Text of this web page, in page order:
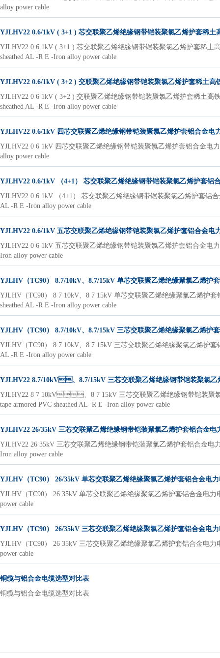
alloy power cable
YJLHV22 0.6/1kV ( 3+1 ) 芯交联聚乙烯绝缘钢带铠装聚氯乙烯护套稀土
YJLHV22 0 6 1kV ( 3+1 ) 芯交联聚乙烯绝缘钢带铠装聚氯乙烯护套稀土
sheathed AL -R E -Iron alloy power cable
YJLHV22 0.6/1kV ( 3+2 ) 交联聚乙烯绝缘钢带铠装聚氯乙烯护套稀土高
YJLHV22 0 6 1kV ( 3+2 ) 交联聚乙烯绝缘钢带铠装聚氯乙烯护套稀土高
sheathed AL -R E -Iron alloy power cable
YJLHV22 0.6/1kV 四芯交联聚乙烯绝缘钢带铠装聚氯乙烯护套铝合金电
YJLHV22 0 6 1kV 四芯交联聚乙烯绝缘钢带铠装聚氯乙烯护套铝合金电力
alloy power cable
YJLHV22 0.6/1kV （4+1） 芯交联聚乙烯绝缘钢带铠装聚氯乙烯护套铝
YJLHV22 0 6 1kV （4+1） 芯交联聚乙烯绝缘钢带铠装聚氯乙烯护套铝合
AL -R E -Iron alloy power cable
YJLHV22 0.6/1kV 五芯交联聚乙烯绝缘钢带铠装聚氯乙烯护套铝合金电
YJLHV22 0 6 1kV 五芯交联聚乙烯绝缘钢带铠装聚氯乙烯护套铝合金电力
Iron alloy power cable
YJLHV（TC90） 8.7/10kV、8.7/15kV 单芯交联聚乙烯绝缘聚氯乙烯护
YJLHV（TC90） 8 7 10kV、8 7 15kV 单芯交联聚乙烯绝缘聚氯乙烯护
sheathed AL -R E -Iron alloy power cable
YJLHV（TC90） 8.7/10kV、8.7/15kV 三芯交联聚乙烯绝缘聚氯乙烯护
YJLHV（TC90） 8 7 10kV、8 7 15kV 三芯交联聚乙烯绝缘聚氯乙烯护套
AL -R E -Iron alloy power cable
YJLHV22 8.7/10kV、8.7/15kV 三芯交联聚乙烯绝缘钢带铠装聚氯乙
YJLHV22 8 7 10kV、8 7 15kV 三芯交联聚乙烯绝缘钢带铠装聚
tape armored PVC sheathed AL -R E -Iron alloy power cable
YJLHV22 26/35kV 三芯交联聚乙烯绝缘钢带铠装聚氯乙烯护套铝合金电
YJLHV22 26 35kV 三芯交联聚乙烯绝缘钢带铠装聚氯乙烯护套铝合金电力
Iron alloy power cable
YJLHV（TC90） 26/35kV 单芯交联聚乙烯绝缘聚氯乙烯护套铝合金电
YJLHV（TC90） 26 35kV 单芯交联聚乙烯绝缘聚氯乙烯护套铝合金电力
power cable
YJLHV（TC90） 26/35kV 三芯交联聚乙烯绝缘聚氯乙烯护套铝合金电
YJLHV（TC90） 26 35kV 三芯交联聚乙烯绝缘聚氯乙烯护套铝合金电力
power cable
铜缆与铝合金电缆选型对比表
铜缆与铝合金电缆选型对比表